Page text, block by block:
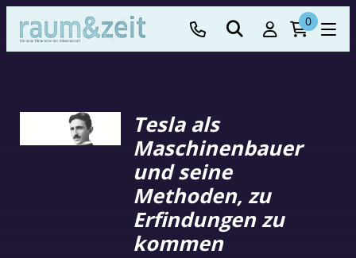
0
Tesla als
Maschinenbauer
und seine
Methoden, zu
Erfindungen zu
kommen